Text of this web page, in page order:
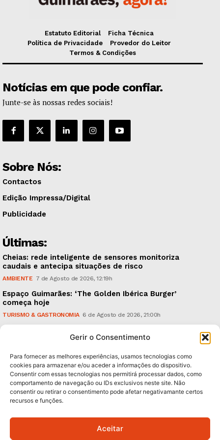
Gerir o Consentimento
Para fornecer as melhores experiências, usamos tecnologias como
cookies para armazenar e/ou aceder a informações do dispositivo.
Consentir com essas tecnologias nos permitirá processar dados, como
comportamento de navegação ou IDs exclusivos neste site. Não
consentir ou retirar o consentimento pode afetar negativamante certos
recursos e funções.
Aceitar
Estatuto Editorial
Ficha Técnica
Política de Privacidade
Provedor do Leitor
Termos & Condições
Notícias em que pode confiar.
Junte-se às nossas redes sociais!
Sobre Nós:
Contactos
Edição Impressa/Digital
Publicidade
Últimas:
Cheias: rede inteligente de sensores monitoriza
caudais e antecipa situações de risco
AMBIENTE 7 de Agosto de 2026, 12:19h
Espaço Guimarães: ‘The Golden Ibérica Burger’
começa hoje
TURISMO & GASTRONOMIA 6 de Agosto de 2026, 21:00h
Subscreva Newsletter:
QUERO ADERIR